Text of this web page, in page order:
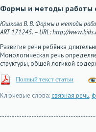
Формы и методы работы
Юшкова В. В. Формы и методы
ART 171245. – URL: http://
Развитие речи ребёнка
Монологическая речь
структуры, общей логикой
Полный текст статьи
Ключевые слова: связная речь,